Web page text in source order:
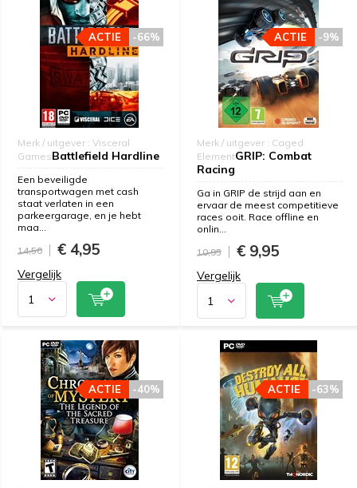
Merk / uitgever : Visceral
GamesBattlefield Hardline
-66%
ACTIE
Een beveiligde
transportwagen met cash
staat verlaten in een
parkeergarage, en je hebt
maa...
14,50
€ 4,95
Vergelijk
Merk / uitgever : Caged
ElementGRIP: Combat
Racing
-9%
ACTIE
Ga in GRIP de strijd aan en
ervaar de meest competitieve
races ooit. Race offline en
onlin...
10,95
€ 9,95
Vergelijk
-40%
ACTIE -63%
ACTIE